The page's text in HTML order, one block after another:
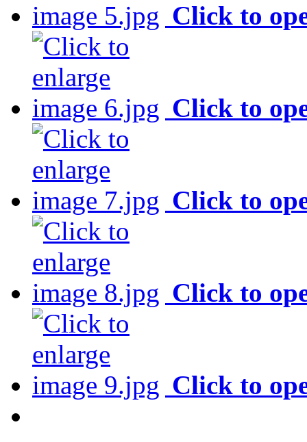
Click to
Click to
Click to
Click to
Click to